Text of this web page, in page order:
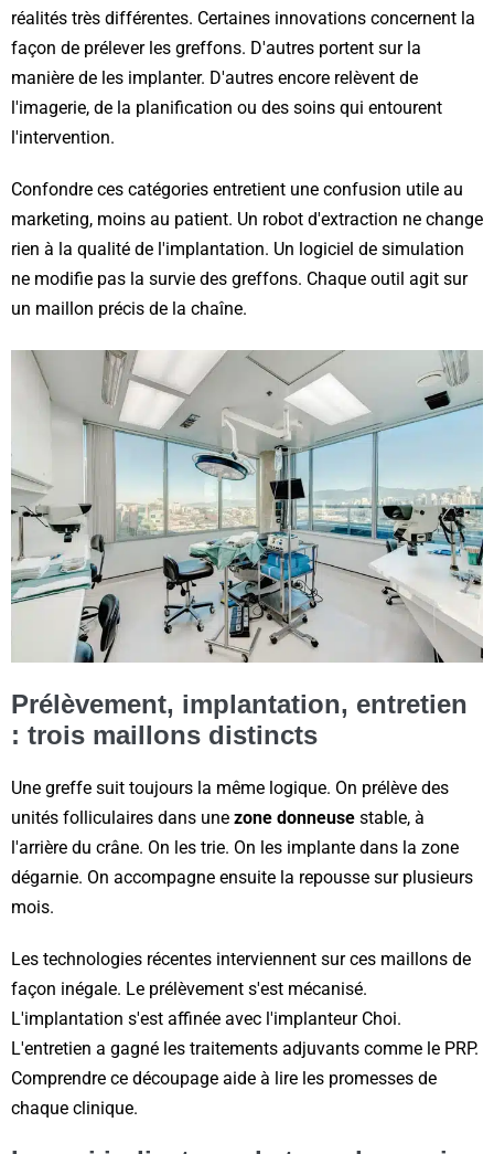
réalités très différentes. Certaines innovations concernent la
façon de prélever les greffons. D'autres portent sur la
manière de les implanter. D'autres encore relèvent de
l'imagerie, de la planification ou des soins qui entourent
l'intervention.
Confondre ces catégories entretient une confusion utile au
marketing, moins au patient. Un robot d'extraction ne change
rien à la qualité de l'implantation. Un logiciel de simulation
ne modifie pas la survie des greffons. Chaque outil agit sur
un maillon précis de la chaîne.
Prélèvement, implantation, entretien
: trois maillons distincts
Une greffe suit toujours la même logique. On prélève des
unités folliculaires dans une zone donneuse stable, à
l'arrière du crâne. On les trie. On les implante dans la zone
dégarnie. On accompagne ensuite la repousse sur plusieurs
mois.
Les technologies récentes interviennent sur ces maillons de
façon inégale. Le prélèvement s'est mécanisé.
L'implantation s'est affinée avec l'implanteur Choi.
L'entretien a gagné les traitements adjuvants comme le PRP.
Comprendre ce découpage aide à lire les promesses de
chaque clinique.